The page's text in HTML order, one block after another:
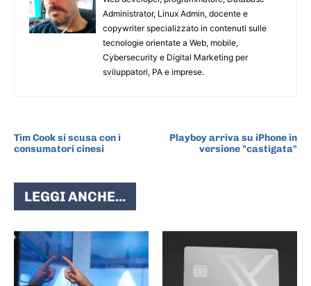
Administrator, Linux Admin, docente e
copywriter specializzato in contenuti sulle
tecnologie orientate a Web, mobile,
Cybersecurity e Digital Marketing per
sviluppatori, PA e imprese.
Tim Cook si scusa con i
consumatori cinesi
Playboy arriva su iPhone in
versione "castigata"
LEGGI ANCHE...